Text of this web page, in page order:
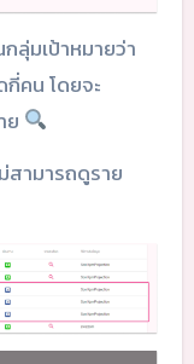
ลุ่มเป้าหมายว่า
คน โดยจะ
ย
สามารถดูราย